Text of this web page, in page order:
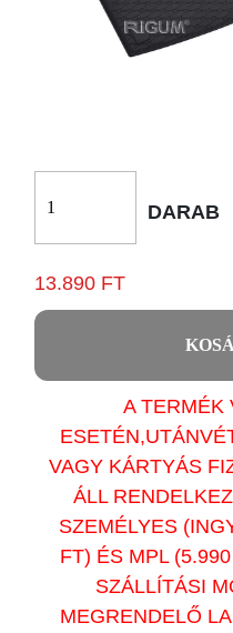
DARAB
13.890 FT
A TERMÉK
VAGY KÁRTYÁS
ÁLL
SZEMÉLYES
FT) ÉS MPL
SZÁLLÍTÁSI
MEGRENDELŐ